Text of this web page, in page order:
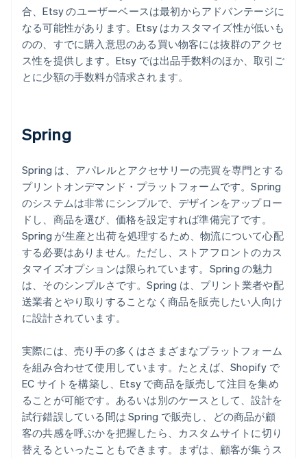
合、Etsy のユーザーベースは最初からアドバンテージに
なる可能性があります。Etsy はカスタマイズ性が低いも
のの、すでに購入意思のある買い物客には抜群のアクセ
ス性を提供します。Etsy では出品手数料のほか、取引ご
とに少額の手数料が請求されます。
Spring
Spring は、アパレルとアクセサリーの売買を専門とする
プリントオンデマンド・プラットフォームです。Spring
のシステムは非常にシンプルで、デザインをアップロー
ドし、商品を選び、価格を設定すれば準備完了です。
Spring が生産と出荷を処理するため、物流について心配
する必要はありません。ただし、ストアフロントのカス
タマイズオプションは限られています。Spring の魅力
は、そのシンプルさです。Spring は、プリント業者や配
送業者とやり取りすることなく商品を販売したい人向け
に設計されています。
実際には、売り手の多くはさまざまなプラットフォーム
を組み合わせて使用しています。たとえば、Shopify で
EC サイトを構築し、Etsy で商品を販売して注目を集め
ることが可能です。あるいは別のケースとして、設計を
試行錯誤している間は Spring で販売し、どの商品が顧
客の共感を呼ぶかを把握したら、カスタムサイトに切り
替えるといったこともできます。まずは、顧客が集うス